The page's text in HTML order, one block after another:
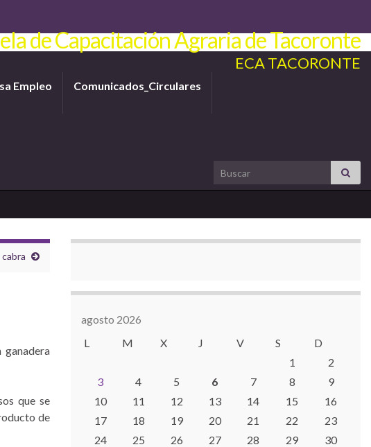
de Capacitación Agraria de Tacoronte
ECA TACORONTE
Empleo Comunicados_Circulares
Search for:
cabra
ganadera
que se
de
agosto 2026
L
M X J V S
D
1
2
3
4 5 6 7 8
9
10
11 12 13 14 15
16
17
18 19 20 21 22
23
24
25 26 27 28 29
30